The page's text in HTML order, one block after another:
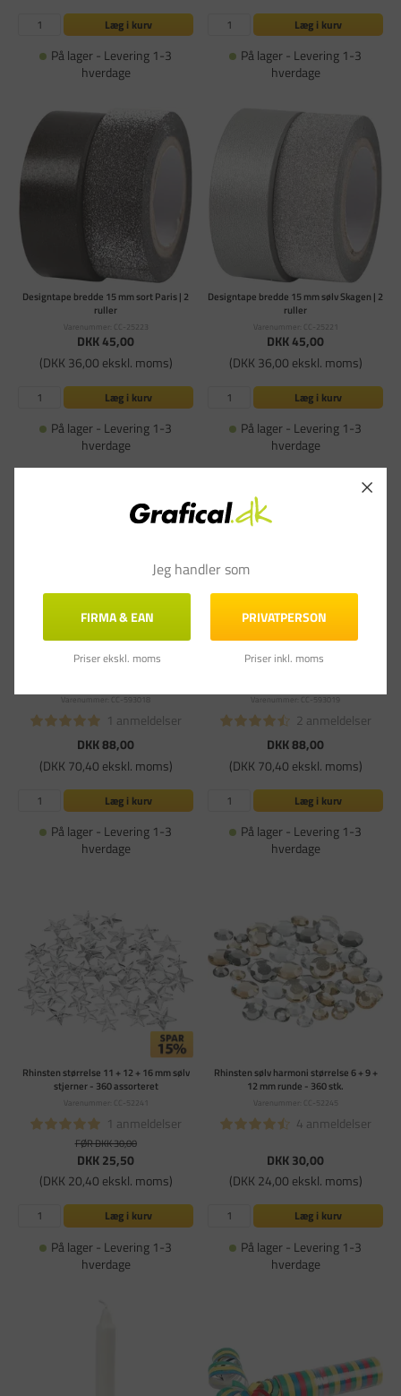
Læg i kurv
På lager - Levering 1-3
hverdage
Læg i kurv
På lager - Levering 1-3
hverdage
Designtape bredde 15 mm sort Paris | 2
ruller
Varenummer: CC-25223
DKK 45,00
(DKK 36,00 ekskl. moms)
Læg i kurv
På lager - Levering 1-3
hverdage
Designtape bredde 15 mm sølv Skagen | 2
ruller
Varenummer: CC-25221
DKK 45,00
(DKK 36,00 ekskl. moms)
Læg i kurv
På lager - Levering 1-3
hverdage
Varenummer: CC-593018
1 anmeldelser
DKK 88,00
(DKK 70,40 ekskl. moms)
Læg i kurv
På lager - Levering 1-3
hverdage
Varenummer: CC-593019
2 anmeldelser
DKK 88,00
(DKK 70,40 ekskl. moms)
Læg i kurv
På lager - Levering 1-3
hverdage
Rhinsten størrelse 11 + 12 + 16 mm sølv
stjerner - 360 assorteret
Varenummer: CC-52241
1 anmeldelser
FØR DKK 30,00
DKK 25,50
(DKK 20,40 ekskl. moms)
Læg i kurv
På lager - Levering 1-3
hverdage
Rhinsten sølv harmoni størrelse 6 + 9 +
12 mm runde - 360 stk.
Varenummer: CC-52245
4 anmeldelser
DKK 30,00
(DKK 24,00 ekskl. moms)
Læg i kurv
På lager - Levering 1-3
hverdage
Jeg handler som
FIRMA & EAN
Priser ekskl. moms
PRIVATPERSON
Priser inkl. moms